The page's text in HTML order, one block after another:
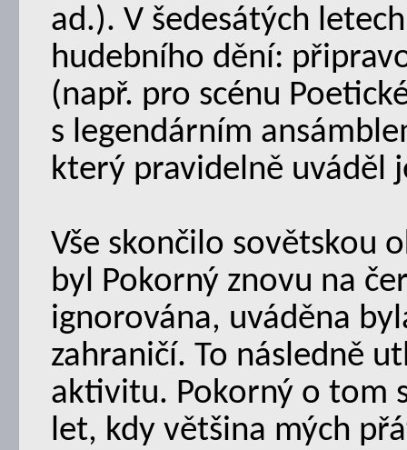
ad.). V šedesátých
hudebního dění:
(např. pro scénu
s legendárním
který pravidelně uváděl
Vše skončilo sovětskou
byl Pokorný znovu na
ignorována, uváděna
zahraničí. To následně
aktivitu. Pokorný o tom
let, kdy většina mých